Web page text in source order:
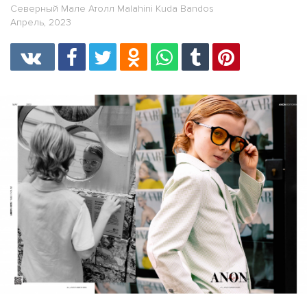
Северный Мале Атолл Malahini Kuda Bandos
Апрель, 2023